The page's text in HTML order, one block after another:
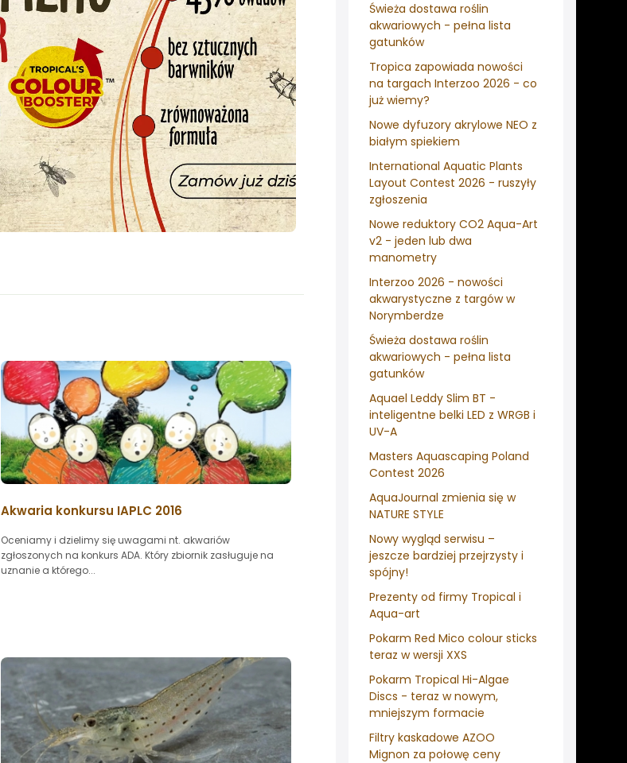
Świeża dostawa roślin
akwariowych - pełna lista
gatunków
Tropica zapowiada nowości
na targach Interzoo 2026 - co
już wiemy?
Nowe dyfuzory akrylowe NEO z
białym spiekiem
International Aquatic Plants
Layout Contest 2026 - ruszyły
zgłoszenia
Nowe reduktory CO2 Aqua-Art
v2 - jeden lub dwa
manometry
Interzoo 2026 - nowości
akwarystyczne z targów w
Norymberdze
Świeża dostawa roślin
akwariowych - pełna lista
gatunków
Aquael Leddy Slim BT -
inteligentne belki LED z WRGB i
UV-A
Masters Aquascaping Poland
Contest 2026
AquaJournal zmienia się w
NATURE STYLE
Nowy wygląd serwisu –
jeszcze bardziej przejrzysty i
spójny!
Prezenty od firmy Tropical i
Aqua-art
Pokarm Red Mico colour sticks
teraz w wersji XXS
Pokarm Tropical Hi-Algae
Discs - teraz w nowym,
mniejszym formacie
Filtry kaskadowe AZOO
Mignon za połowę ceny
Akwaria konkursu IAPLC 2016
Oceniamy i dzielimy się uwagami nt. akwariów
zgłoszonych na konkurs ADA. Który zbiornik zasługuje na
uznanie a którego...